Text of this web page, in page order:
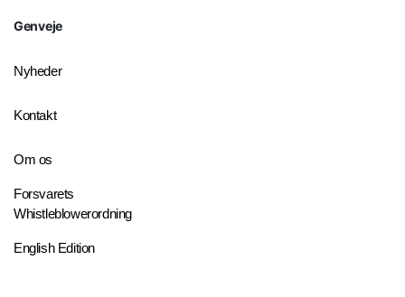
Genveje
Nyheder
Kontakt
Om os
Forsvarets
Whistleblowerordning
English Edition